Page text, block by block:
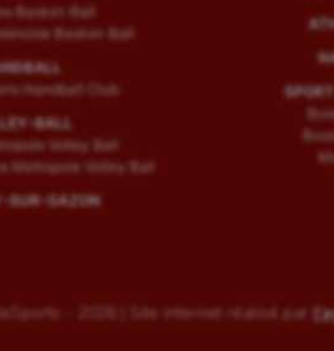
Basket-Ball
Basket-Ball
Handball Club
BALL
Volley Ball
Metropole Volley Ball
SUR-GAZON
- 2026 | Site internet réalisé par